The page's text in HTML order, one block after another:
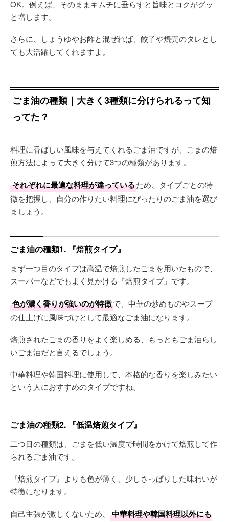
OK。例えば、そのままキムチに垂らすと旨味とコクがグッ
と増します。
さらに、しょうゆやお酢と混ぜれば、餃子や焼売のタレとし
ても大活躍してくれますよ。
ごま油の種類｜大きく3種類に分けられるって知
ってた？
料理に香ばしい風味を与えてくれるごま油ですが、ごまの焙
煎方法によって大きく分けて3つの種類があります。
それぞれに最適な料理が違っているため、タイプごとの特
徴を把握し、自分の作りたい料理にぴったりのごま油を選び
ましょう。
ごま油の種類1. 『焙煎タイプ』
まず一つ目のタイプは高温で焙煎したごまを用いたもので、
スーパーなどでもよく見かける『焙煎タイプ』です。
色が濃く香りが強いのが特徴で、中華の炒めものやスープ
の仕上げに風味づけとして最適なごま油になります。
焙煎されたごまの香りをよく楽しめる、もっともごま油らし
いごま油だと言えるでしょう。
中華料理や韓国料理に使用して、本格的な香りを楽しみたい
という人におすすめのタイプですね。
ごま油の種類2. 『低温焙煎タイプ』
二つ目の種類は、ごまを低い温度で時間をかけて焙煎して作
られるごま油です。
『焙煎タイプ』よりも色が薄く、少しさっぱりした味わいが
特徴になります。
自己主張が激しくないため、
中華料理や韓国料理以外にも